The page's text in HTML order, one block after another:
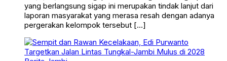
laporan masyarakat yang merasa resah dengan adanya
pergerakan kelompok tersebut […]
Berita Jambi